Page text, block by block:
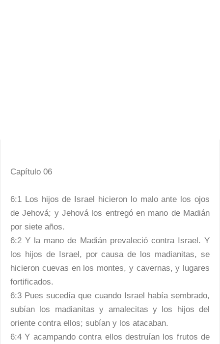
Capítulo 06
6:1 Los hijos de Israel hicieron lo malo ante los ojos
de Jehová; y Jehová los entregó en mano de Madián
por siete años.
6:2 Y la mano de Madián prevaleció contra Israel. Y
los hijos de Israel, por causa de los madianitas, se
hicieron cuevas en los montes, y cavernas, y lugares
fortificados.
6:3 Pues sucedía que cuando Israel había sembrado,
subían los madianitas y amalecitas y los hijos del
oriente contra ellos; subían y los atacaban.
6:4 Y acampando contra ellos destruían los frutos de